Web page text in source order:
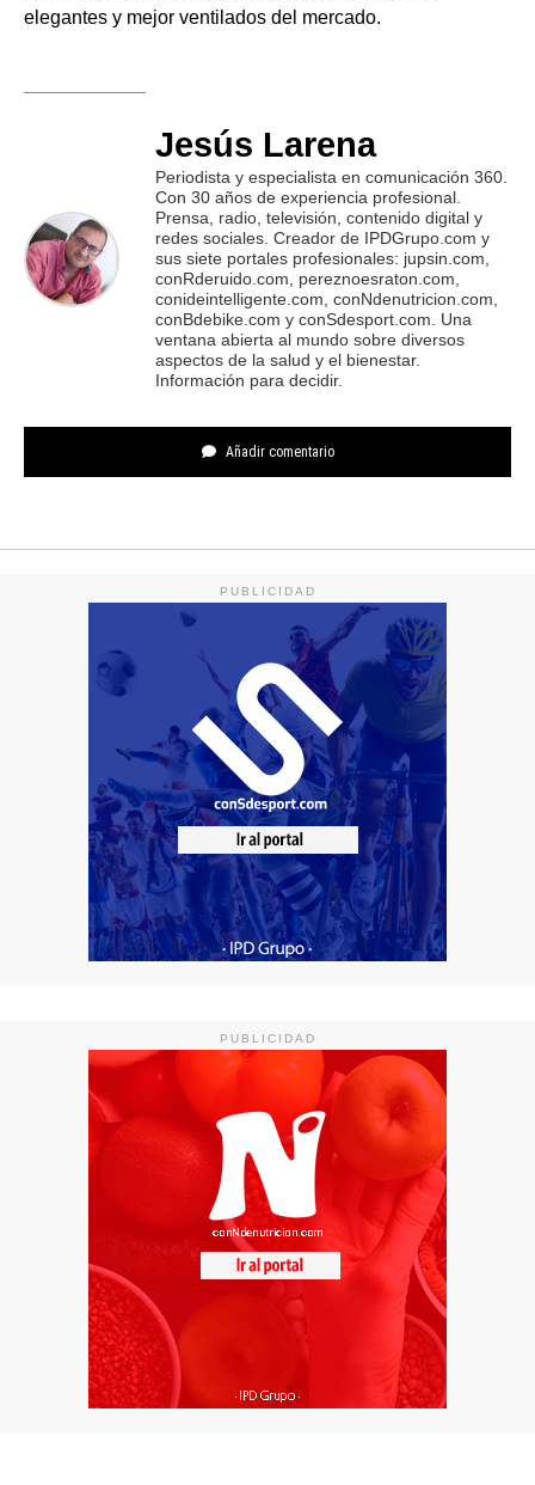
elegantes y mejor ventilados del mercado.
Jesús Larena
Periodista y especialista en comunicación 360.
Con 30 años de experiencia profesional.
Prensa, radio, televisión, contenido digital y
redes sociales. Creador de IPDGrupo.com y
sus siete portales profesionales: jupsin.com,
conRderuido.com, pereznoesraton.com,
conideintelligente.com, conNdenutricion.com,
conBdebike.com y conSdesport.com. Una
ventana abierta al mundo sobre diversos
aspectos de la salud y el bienestar.
Información para decidir.
Añadir comentario
PUBLICIDAD
PUBLICIDAD